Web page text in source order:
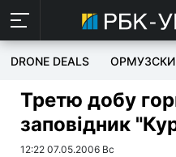
DRONE DEALS
Третю добу
заповідник
12:22 07.05.2006 Вс